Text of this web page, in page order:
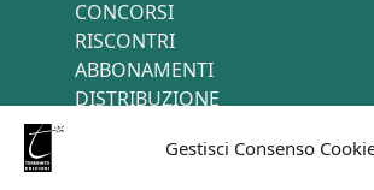
Gestisci Consenso
CONCORSI
RISCONTRI
ABBONAMENTI
DISTRIBUZIONE